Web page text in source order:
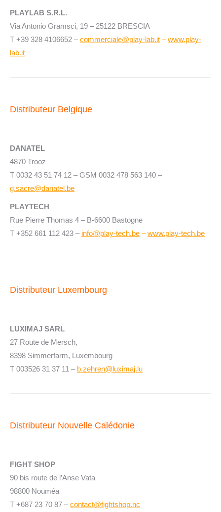
PLAYLAB S.R.L.
Via Antonio Gramsci, 19 – 25122 BRESCIA
T +39 328 4106652 –commerciale@play-lab.it –www.play-
lab.it
Distributeur Belgique
DANATEL
4870 Trooz
T 0032 43 51 74 12 – GSM 0032 478 563 140 –
g.sacre@danatel.be
PLAYTECH
Rue Pierre Thomas 4 – B-6600 Bastogne
T +352 661 112 423 – info@play-tech.be –www.play-tech.be
Distributeur Luxembourg
LUXIMAJ SARL
27 Route de Mersch,
8398 Simmerfarm, Luxembourg
T 003526 31 37 11 – b.zehren@luximaj.lu
Distributeur Nouvelle Calédonie
FIGHT SHOP
90 bis route de l’Anse Vata
98800 Nouméa
T +687 23 70 87 –contact@fightshop.nc